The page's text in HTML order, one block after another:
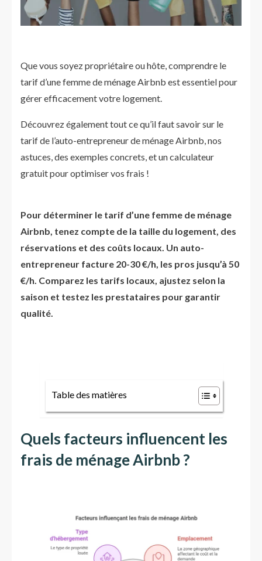
Que vous soyez propriétaire ou hôte, comprendre le
tarif d’une femme de ménage Airbnb est essentiel pour
gérer efficacement votre logement.
Découvrez également tout ce qu’il faut savoir sur le
tarif de l’auto-entrepreneur de ménage Airbnb, nos
astuces, des exemples concrets, et un calculateur
gratuit pour optimiser vos frais !
Pour déterminer le tarif d’une femme de ménage
Airbnb, tenez compte de la taille du logement, des
réservations et des coûts locaux. Un auto-
entrepreneur facture 20-30 €/h, les pros jusqu’à 50
€/h. Comparez les tarifs locaux, ajustez selon la
saison et testez les prestataires pour garantir
qualité.
Table des matières
Quels facteurs influencent les
frais de ménage Airbnb ?